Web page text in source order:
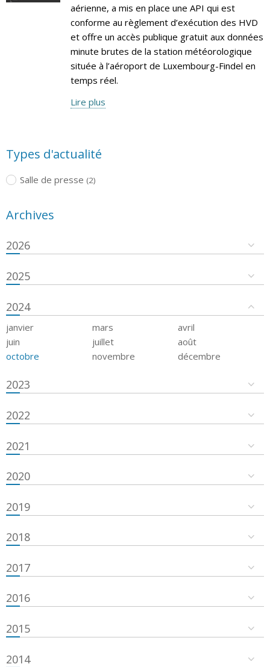
aérienne, a mis en place une API qui est
conforme au règlement d’exécution des HVD
et offre un accès publique gratuit aux données
minute brutes de la station météorologique
située à l’aéroport de Luxembourg-Findel en
temps réel.
Lire plus
Types d'actualité
Salle de presse (2)
Archives
2026
2025
2024
janvier mars
avril
juin
juillet
août
octobre
novembre décembre
2023
2022
2021
2020
2019
2018
2017
2016
2015
2014